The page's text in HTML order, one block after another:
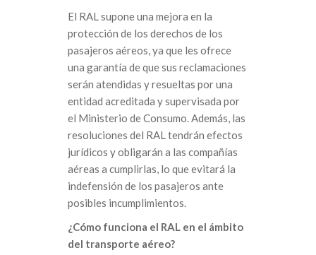
El RAL supone una mejora en la
protección de los derechos de los
pasajeros aéreos, ya que les ofrece
una garantía de que sus reclamaciones
serán atendidas y resueltas por una
entidad acreditada y supervisada por
el Ministerio de Consumo. Además, las
resoluciones del RAL tendrán efectos
jurídicos y obligarán a las compañías
aéreas a cumplirlas, lo que evitará la
indefensión de los pasajeros ante
posibles incumplimientos.
¿Cómo funciona el RAL en el ámbito
del transporte aéreo?